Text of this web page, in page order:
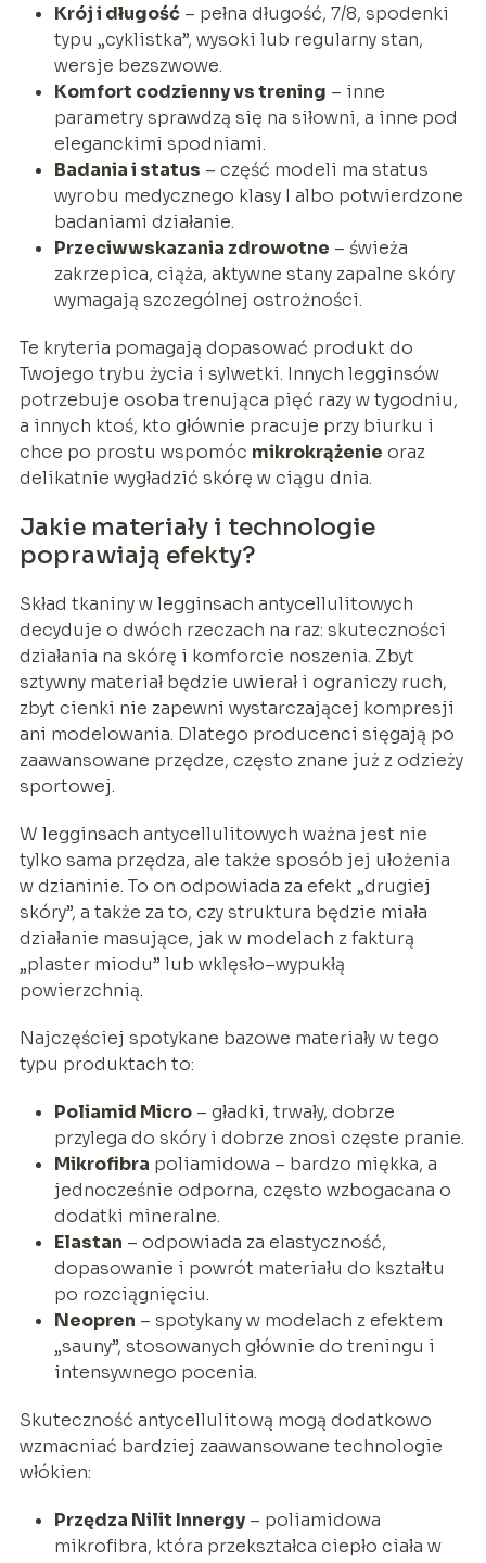
Krój i długość– pełna długość, 7/8, spodenki
typu „cyklistka”, wysoki lub regularny stan,
wersje bezszwowe.
Komfort codzienny vs trening – inne
parametry sprawdzą się na siłowni, a inne pod
eleganckimi spodniami.
Badania i status – część modeli ma status
wyrobu medycznego klasy I albo potwierdzone
badaniami działanie.
Przeciwwskazania zdrowotne – świeża
zakrzepica, ciąża, aktywne stany zapalne skóry
wymagają szczególnej ostrożności.
Te kryteria pomagają dopasować produkt do
Twojego trybu życia i sylwetki. Innych legginsów
potrzebuje osoba trenująca pięć razy w tygodniu,
a innych ktoś, kto głównie pracuje przy biurku i
chce po prostu wspomóc mikrokrążenie oraz
delikatnie wygładzić skórę w ciągu dnia.
Jakie materiały i technologie
poprawiają efekty?
Skład tkaniny w legginsach antycellulitowych
decyduje o dwóch rzeczach na raz: skuteczności
działania na skórę i komforcie noszenia. Zbyt
sztywny materiał będzie uwierał i ograniczy ruch,
zbyt cienki nie zapewni wystarczającej kompresji
ani modelowania. Dlatego producenci sięgają po
zaawansowane przędze, często znane już z odzieży
sportowej.
W legginsach antycellulitowych ważna jest nie
tylko sama przędza, ale także sposób jej ułożenia
w dzianinie. To on odpowiada za efekt „drugiej
skóry”, a także za to, czy struktura będzie miała
działanie masujące, jak w modelach z fakturą
„plaster miodu” lub wklęsło–wypukłą
powierzchnią.
Najczęściej spotykane bazowe materiały w tego
typu produktach to:
Poliamid Micro– gładki, trwały, dobrze
przylega do skóry i dobrze znosi częste pranie.
Mikrofibra poliamidowa – bardzo miękka, a
jednocześnie odporna, często wzbogacana o
dodatki mineralne.
Elastan – odpowiada za elastyczność,
dopasowanie i powrót materiału do kształtu
po rozciągnięciu.
Neopren – spotykany w modelach z efektem
„sauny”, stosowanych głównie do treningu i
intensywnego pocenia.
Skuteczność antycellulitową mogą dodatkowo
wzmacniać bardziej zaawansowane technologie
włókien:
Przędza Nilit Innergy– poliamidowa
mikrofibra, która przekształca ciepło ciała w